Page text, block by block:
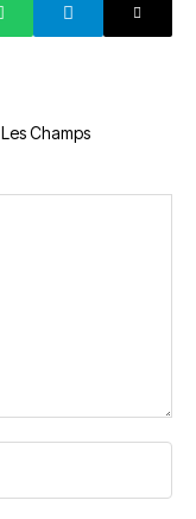
Les Champs